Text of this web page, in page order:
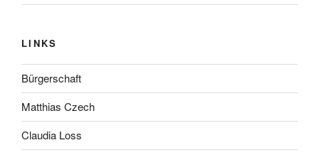
LINKS
Bürgerschaft
Matthias Czech
Claudia Loss